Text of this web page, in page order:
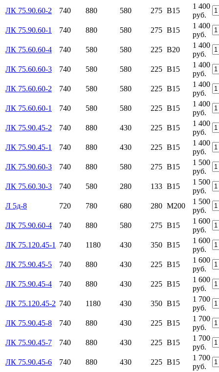
ЛК 75.90.60-2
740 880 580 275 В15
1 400
руб.
ЛК 75.90.60-1
740 880 580 275 В15
1 400
руб.
ЛК 75.60.60-4
740 580 580 225 В20
1 400
руб.
ЛК 75.60.60-3
740 580 580 225 В15
1 400
руб.
ЛК 75.60.60-2
740 580 580 225 В15
1 400
руб.
ЛК 75.60.60-1
740 580 580 225 В15
1 400
руб.
ЛК 75.90.45-2
740 880 430 225 В15
1 400
руб.
ЛК 75.90.45-1
740 880 430 225 В15
1 400
руб.
ЛК 75.90.60-3
740 880 580 275 В15
1 500
руб.
ЛК 75.60.30-3
740 580 280 133 В15
1 500
руб.
Л 5д-8
720 780 680 280 М200
1 500
руб.
ЛК 75.90.60-4
740 880 580 275 В15
1 600
руб.
ЛК 75.120.45-1
740 1180 430 350 В15
1 600
руб.
ЛК 75.90.45-5
740 880 430 225 В15
1 600
руб.
ЛК 75.90.45-4
740 880 430 225 В15
1 600
руб.
ЛК 75.120.45-2 740 1180 430 350 В15
1 700
руб.
ЛК 75.90.45-8
740 880 430 225 В15
1 700
руб.
ЛК 75.90.45-7
740 880 430 225 В15
1 700
руб.
ЛК 75.90.45-6
740 880 430 225 В15
1 700
руб.